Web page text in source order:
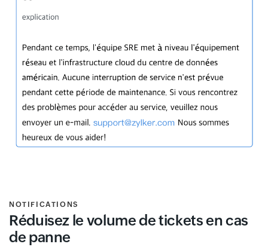
NOTIFICATIONS
Réduisez le volume de tickets en cas
de panne